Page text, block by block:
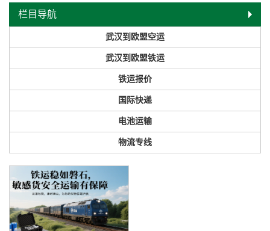
栏目导航
武汉到欧盟空运
武汉到欧盟铁运
铁运报价
国际快递
电池运输
物流专线